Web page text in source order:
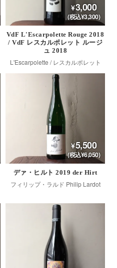
3,000
(税込¥3,300)
VdF L'Escarpolette Rouge 2018
/ VdF レスカルポレット ルージ
ュ 2018
L'Escarpolette / レスカルポレット
5,500
(税込¥6,050)
デァ・ヒルト 2019 der Hirt
フィリップ・ラルド Philip Lardot